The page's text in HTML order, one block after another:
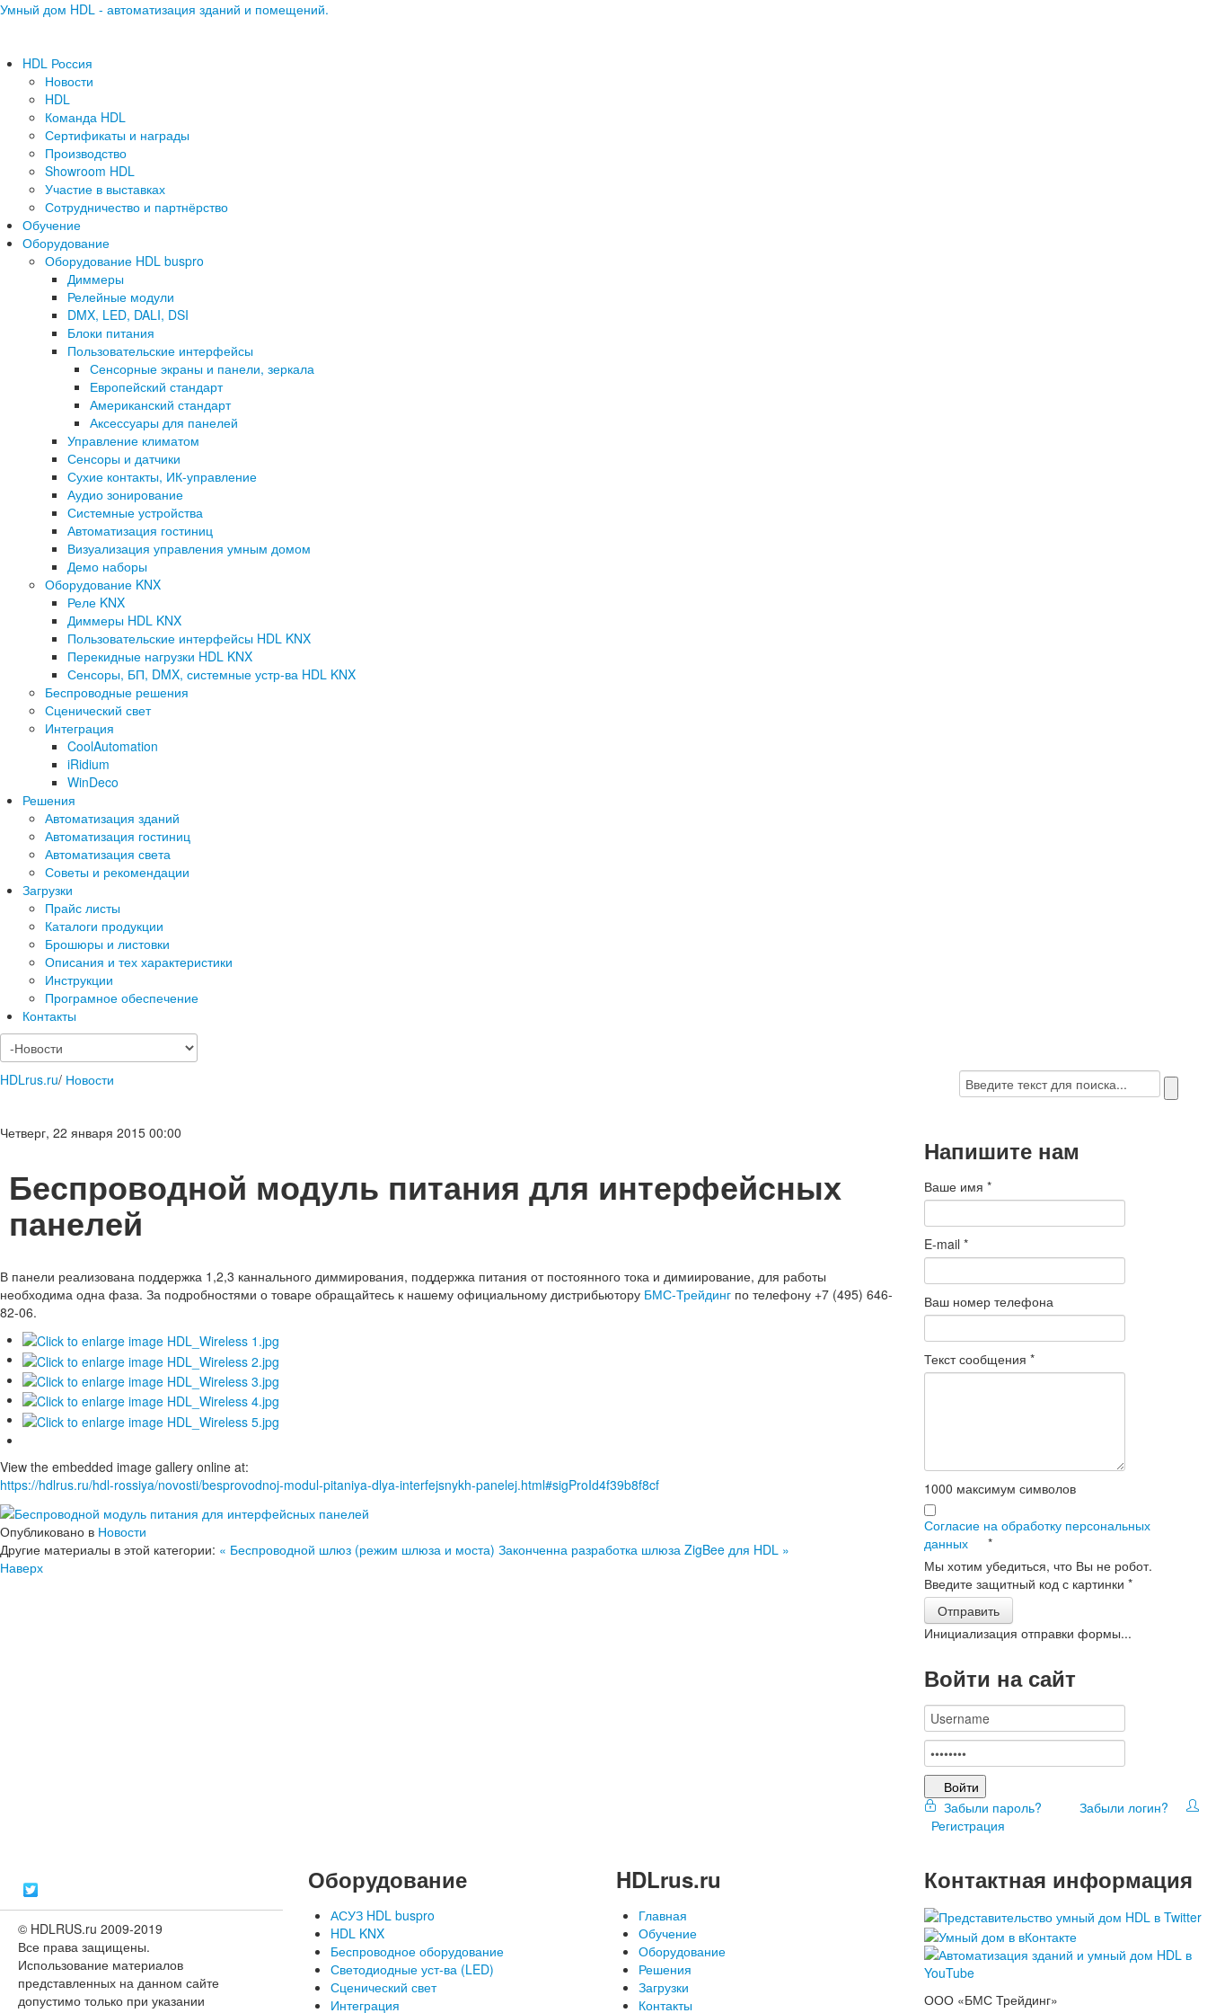
Умный дом HDL - автоматизация зданий и помещений.
HDL Россия
Новости
HDL
Команда HDL
Сертификаты и награды
Производство
Showroom HDL
Участие в выставках
Сотрудничество и партнёрство
Обучение
Оборудование
Оборудование HDL buspro
Диммеры
Релейные модули
DMX, LED, DALI, DSI
Блоки питания
Пользовательские интерфейсы
Сенсорные экраны и панели, зеркала
Европейский стандарт
Американский стандарт
Аксессуары для панелей
Управление климатом
Сенсоры и датчики
Сухие контакты, ИК-управление
Аудио зонирование
Системные устройства
Автоматизация гостиниц
Визуализация управления умным домом
Демо наборы
Оборудование KNX
Реле KNX
Диммеры HDL KNX
Пользовательские интерфейсы HDL KNX
Перекидные нагрузки HDL KNX
Сенсоры, БП, DMX, системные устр-ва HDL KNX
Беспроводные решения
Сценический свет
Интеграция
CoolAutomation
iRidium
WinDeco
Решения
Автоматизация зданий
Автоматизация гостиниц
Автоматизация света
Советы и рекомендации
Загрузки
Прайс листы
Каталоги продукции
Брошюры и листовки
Описания и тех характеристики
Инструкции
Програмное обеспечение
Контакты
HDLrus.ru/ Новости
Четверг, 22 января 2015 00:00
Беспроводной модуль питания для интерфейсных
панелей
В панели реализована поддержка 1,2,3 каннального диммирования, поддержка питания от постоянного тока и димиирование, для работы
необходима одна фаза. За подробностями о товаре обращайтесь к нашему официальному дистрибьютору БМС-Трейдинг по телефону +7 (495) 646-
82-06.
View the embedded image gallery online at:
https://hdlrus.ru/hdl-rossiya/novosti/besprovodnoj-modul-pitaniya-dlya-interfejsnykh-panelej.html#sigProId4f39b8f8cf
Опубликовано в Новости
Другие материалы в этой категории: « Беспроводной шлюз (режим шлюза и моста) Законченна разработка шлюза ZigBee для HDL »
Наверх
Напишите нам
Ваше имя*
E-mail*
Ваш номер телефона
Текст сообщения*
1000 максимум символов
Согласие на обработку персональных
данных
*
Мы хотим убедиться, что Вы не робот.
Введите защитный код с картинки*
Отправить
Инициализация отправки формы...
Войти на сайт
Войти
Забыли пароль?
Забыли логин?
Регистрация
© HDLRUS.ru 2009-2019
Все права защищены.
Использование материалов
представленных на данном сайте
допустимо только при указании
Оборудование
АСУЗ HDL buspro
HDL KNX
Беспроводное оборудование
Светодиодные уст-ва (LED)
Сценический свет
Интеграция
HDLrus.ru
Главная
Обучение
Оборудование
Решения
Загрузки
Контакты
Контактная информация
ООО «БМС Трейдинг»